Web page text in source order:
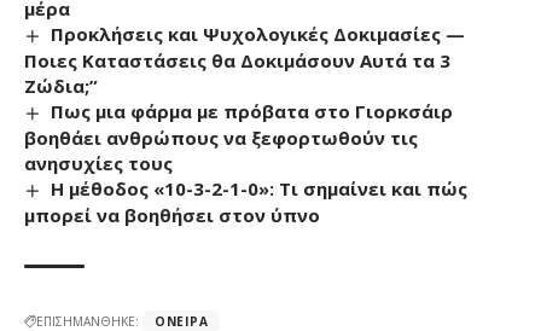
μέρα
Προκλήσεις και Ψυχολογικές Δοκιμασίες —
Ποιες Καταστάσεις θα Δοκιμάσουν Αυτά τα 3
Ζώδια;”
Πως μια φάρμα με πρόβατα στο Γιορκσάιρ
βοηθάει ανθρώπους να ξεφορτωθούν τις
ανησυχίες τους
Η μέθοδος «10-3-2-1-0»: Τι σημαίνει και πώς
μπορεί να βοηθήσει στον ύπνο
ΕΠΙΣΗΜΑΝΘΗΚΕ: ΌΝΕΙΡΑ